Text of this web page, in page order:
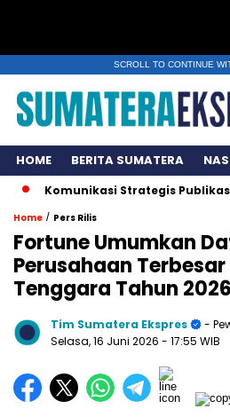
SCROLL TO CONTINUE
HOME BERITA SUMATERA
Strategis Publikasi Press
Home / Pers Rilis
Fortune Umumkan
Perusahaan
Tenggara Tahun 2026
Tim Sumatera Ekspres
-
Selasa, 16 Juni 2026 - 17:55 WIB